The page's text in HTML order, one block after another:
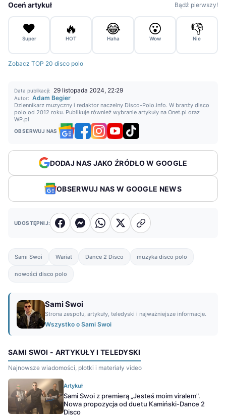
Oceń artykuł Bądź pierwszy!
❤️
Super
🔥
HOT
😂
Haha
😮
Wow
👎
Nie
Zobacz TOP 20 disco polo
Data publikacji: 29 listopada 2024, 22:29
Autor: Adam Begier
Dziennikarz muzyczny i redaktor naczelny Disco-Polo.info. W branży disco
polo od 2012 roku. Publikuje również wybranie artykuły na Onet.pl oraz
WP.pl
OBSERWUJ NAS
DODAJ NAS JAKO ŹRÓDŁO W GOOGLE
OBSERWUJ NAS W GOOGLE NEWS
UDOSTĘPNIJ:
Sami Swoi Wariat Dance 2 Disco muzyka disco polo
nowości disco polo
Sami Swoi
Strona zespołu, artykuły, teledyski i najważniejsze informacje.
Wszystko o Sami Swoi
SAMI SWOI - ARTYKUŁY I TELEDYSKI
Najnowsze wiadomości, plotki i materiały video
Artykuł
Sami Swoi z premierą „Jesteś moim viralem".
Nowa propozycja od duetu Kamiński-Dance 2
Disco